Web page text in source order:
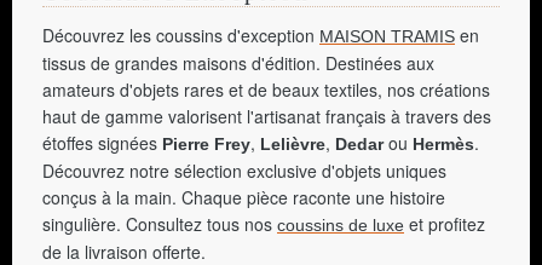
Découvrez les coussins d'exception MAISON TRAMIS en
tissus de grandes maisons d'édition. Destinées aux
amateurs d'objets rares et de beaux textiles, nos créations
haut de gamme valorisent l'artisanat français à travers des
étoffes signées Pierre Frey, Lelièvre, Dedarou Hermès.
Découvrez notre sélection exclusive d'objets uniques
conçus à la main. Chaque pièce raconte une histoire
singulière. Consultez tous nos coussins de luxe et profitez
de la livraison offerte.